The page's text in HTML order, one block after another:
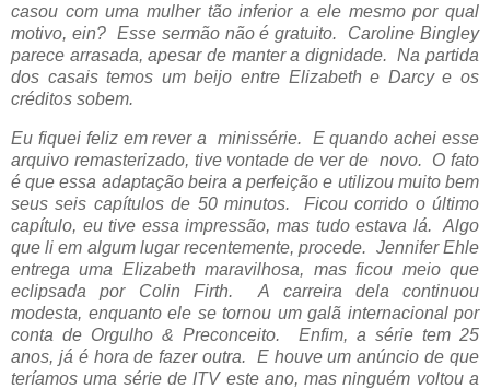
casou com uma mulher tão inferior a ele mesmo por qual
motivo, ein? Esse sermão não é gratuito. Caroline Bingley
parece arrasada, apesar de manter a dignidade. Na partida
dos casais temos um beijo entre Elizabeth e Darcy e os
créditos sobem.
Eu fiquei feliz em rever a minissérie. E quando achei esse
arquivo remasterizado, tive vontade de ver de novo. O fato
é que essa adaptação beira a perfeição e utilizou muito bem
seus seis capítulos de 50 minutos. Ficou corrido o último
capítulo, eu tive essa impressão, mas tudo estava lá. Algo
que li em algum lugar recentemente, procede. Jennifer Ehle
entrega uma Elizabeth maravilhosa, mas ficou meio que
eclipsada por Colin Firth. A carreira dela continuou
modesta, enquanto ele se tornou um galã internacional por
conta de Orgulho & Preconceito. Enfim, a série tem 25
anos, já é hora de fazer outra. E houve um anúncio de que
teríamos uma série de ITV este ano, mas ninguém voltou a